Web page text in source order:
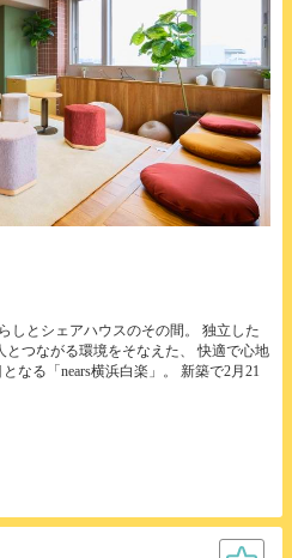
しとシェアハウスのその間。 独立した
つながる環境をそなえた、 快適で心地
なる「nears横浜白楽」。 新築で2月21